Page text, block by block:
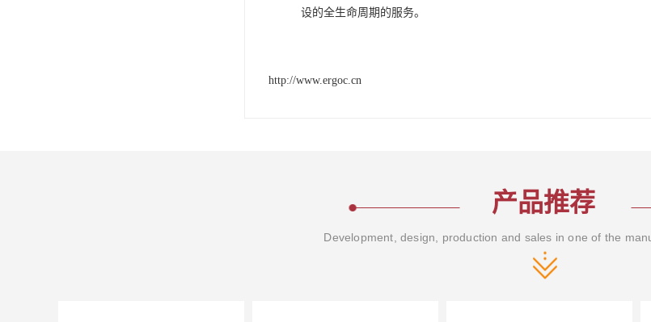
设的全生命周期的服务。
http://www.ergoc.cn
产品推荐
Development, design, production and sales in one of the